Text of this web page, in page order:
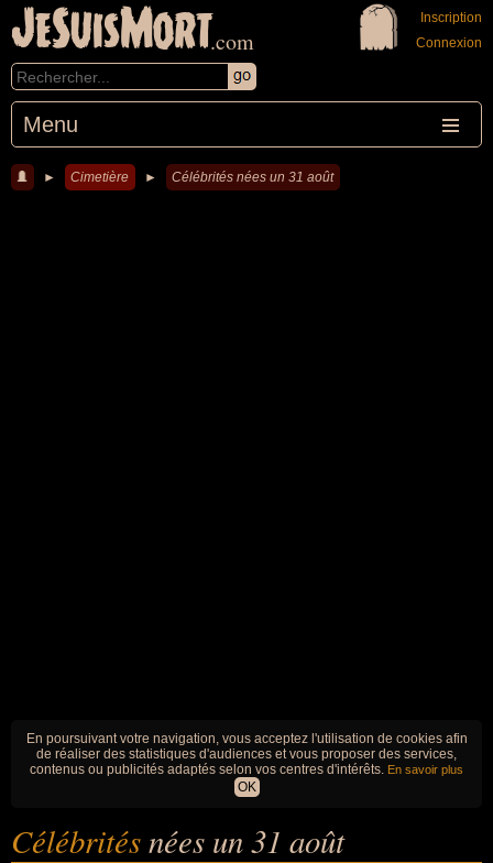
JeSuisMort.com
Menu
Inscription
Connexion
► Cimetière ► Célébrités nées un 31 août
En poursuivant votre navigation, vous acceptez l'utilisation de cookies afin
de réaliser des statistiques d'audiences et vous proposer des services,
contenus ou publicités adaptés selon vos centres d'intérêts. En savoir plus
OK
Célébritésnées un 31 août